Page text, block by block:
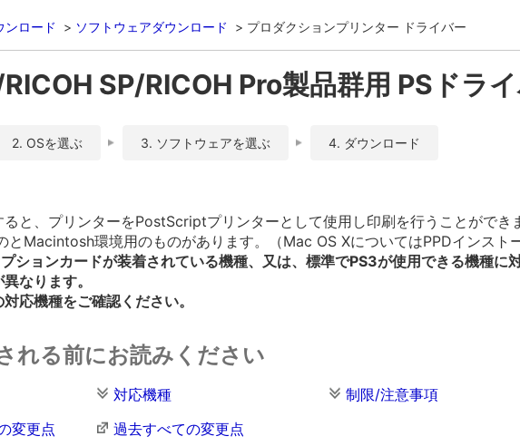
ンロード ソフトウェアダウンロード プロダクションプリンター ドライバー
SP/RICOH Pro製品群用 PSドラ
2. OSを選ぶ 3. ソフトウェアを選ぶ 4. ダウンロード
と、プリンターをPostScriptプリンターとして使用し印刷を行うことができ
Macintosh環境用のものがあります。（Mac OS XについてはPPDインスト
ションカードが装着されている機種、又は、標準でPS3が使用できる機種に対
なります。
応機種をご確認ください。
れる前にお読みください
対応機種 制限/注意事項
変更点
過去すべての変更点